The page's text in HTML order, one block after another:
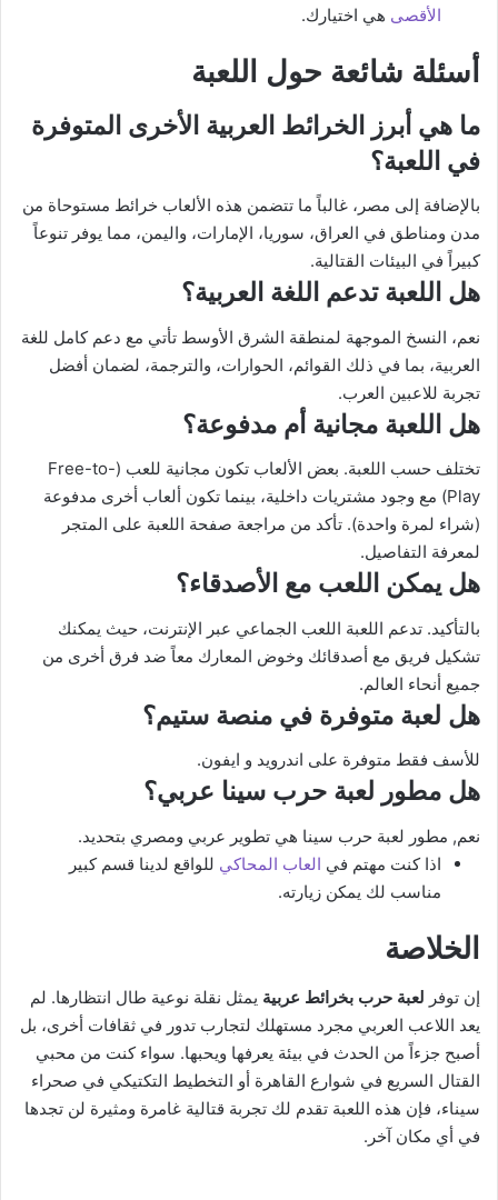
الأقصى هي اختيارك.
أسئلة شائعة حول اللعبة
ما هي أبرز الخرائط العربية الأخرى المتوفرة
في اللعبة؟
بالإضافة إلى مصر، غالباً ما تتضمن هذه الألعاب خرائط مستوحاة من
مدن ومناطق في العراق، سوريا، الإمارات، واليمن، مما يوفر تنوعاً
كبيراً في البيئات القتالية.
هل اللعبة تدعم اللغة العربية؟
نعم، النسخ الموجهة لمنطقة الشرق الأوسط تأتي مع دعم كامل للغة
العربية، بما في ذلك القوائم، الحوارات، والترجمة، لضمان أفضل
تجربة للاعبين العرب.
هل اللعبة مجانية أم مدفوعة؟
تختلف حسب اللعبة. بعض الألعاب تكون مجانية للعب (Free-to-
Play) مع وجود مشتريات داخلية، بينما تكون ألعاب أخرى مدفوعة
(شراء لمرة واحدة). تأكد من مراجعة صفحة اللعبة على المتجر
لمعرفة التفاصيل.
هل يمكن اللعب مع الأصدقاء؟
بالتأكيد. تدعم اللعبة اللعب الجماعي عبر الإنترنت، حيث يمكنك
تشكيل فريق مع أصدقائك وخوض المعارك معاً ضد فرق أخرى من
جميع أنحاء العالم.
هل لعبة متوفرة في منصة ستيم؟
للأسف فقط متوفرة على اندرويد و ايفون.
هل مطور لعبة حرب سينا عربي؟
نعم, مطور لعبة حرب سينا هي تطوير عربي ومصري بتحديد.
اذا كنت مهتم في العاب المحاكي للواقع لدينا قسم كبير
مناسب لك يمكن زيارته.
الخلاصة
إن توفر لعبة حرب بخرائط عربية يمثل نقلة نوعية طال انتظارها. لم
يعد اللاعب العربي مجرد مستهلك لتجارب تدور في ثقافات أخرى، بل
أصبح جزءاً من الحدث في بيئة يعرفها ويحبها. سواء كنت من محبي
القتال السريع في شوارع القاهرة أو التخطيط التكتيكي في صحراء
سيناء، فإن هذه اللعبة تقدم لك تجربة قتالية غامرة ومثيرة لن تجدها
في أي مكان آخر.